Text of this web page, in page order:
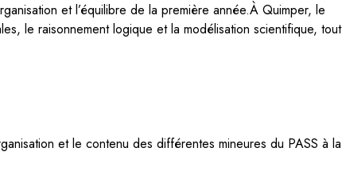
et l’équilibre de la première année.À Quimper, le
le raisonnement logique et la modélisation scientifique, tout
et le contenu des différentes mineures du PASS à la